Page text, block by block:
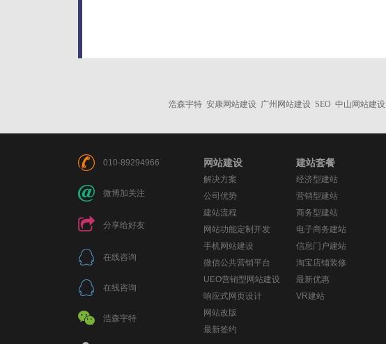
浩森宇特 安康网站建设 广州网站建设 SEO 中山网站建设
010-89294966
微博加关注
分享给好友
在线咨询
在线咨询
浩森宇特
网站建设
解决方案
公司优势
建站流程
网站功能定制开发
手机网站建设
微信公共营销平台
UEO营销型网站建设
响应式网页设计
网站改版
最新签约
建站套餐
经济型建站
营销型建站
商务型建站
电子商务建站
信息门户建站
淘宝店铺装修
最新优惠
VR建站